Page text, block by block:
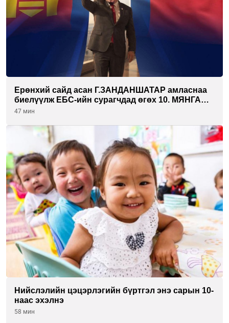
Ерөнхий сайд асан Г.ЗАНДАНШАТАР амласнаа
биелүүлж ЕБС-ийн сурагчдад өгөх 10. МЯНГАН
ШАТРАА хүлээн авчээ
47 мин
Нийслэлийн цэцэрлэгийн бүртгэл энэ сарын 10-
наас эхэлнэ
58 мин